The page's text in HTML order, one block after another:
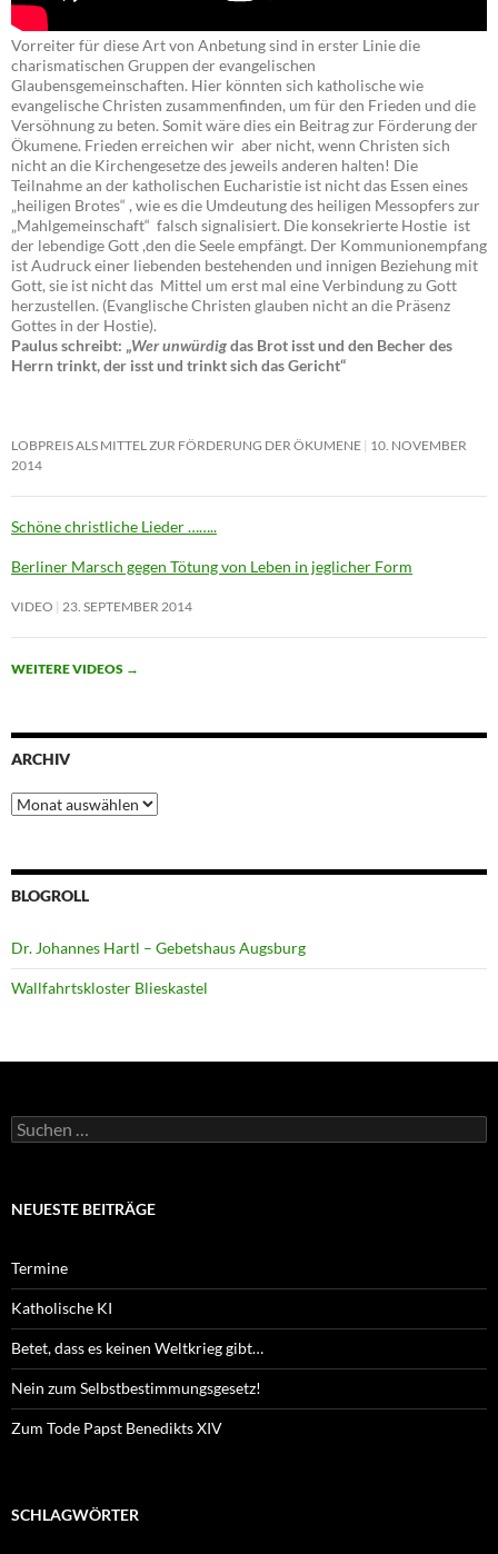
Vorreiter für diese Art von Anbetung sind in erster Linie die
charismatischen Gruppen der evangelischen
Glaubensgemeinschaften. Hier könnten sich katholische wie
evangelische Christen zusammenfinden, um für den Frieden und die
Versöhnung zu beten. Somit wäre dies ein Beitrag zur Förderung der
Ökumene. Frieden erreichen wir aber nicht, wenn Christen sich
nicht an die Kirchengesetze des jeweils anderen halten! Die
Teilnahme an der katholischen Eucharistie ist nicht das Essen eines
„heiligen Brotes“ , wie es die Umdeutung des heiligen Messopfers zur
„Mahlgemeinschaft“ falsch signalisiert. Die konsekrierte Hostie ist
der lebendige Gott ,den die Seele empfängt. Der Kommunionempfang
ist Audruck einer liebenden bestehenden und innigen Beziehung mit
Gott, sie ist nicht das Mittel um erst mal eine Verbindung zu Gott
herzustellen. (Evanglische Christen glauben nicht an die Präsenz
Gottes in der Hostie).
Paulus schreibt: „Wer unwürdigdas Brot isst und den Becher des
Herrn trinkt, der isst und trinkt sich das Gericht“
LOBPREIS ALS MITTEL ZUR FÖRDERUNG DER ÖKUMENE 10. NOVEMBER
2014
Schöne christliche Lieder ……..
Berliner Marsch gegen Tötung von Leben in jeglicher Form
VIDEO 23. SEPTEMBER 2014
WEITERE VIDEOS →
ARCHIV
Archiv
BLOGROLL
Dr. Johannes Hartl – Gebetshaus Augsburg
Wallfahrtskloster Blieskastel
Suchen
nach:
NEUESTE BEITRÄGE
Termine
Katholische KI
Betet, dass es keinen Weltkrieg gibt…
Nein zum Selbstbestimmungsgesetz!
Zum Tode Papst Benedikts XIV
SCHLAGWÖRTER